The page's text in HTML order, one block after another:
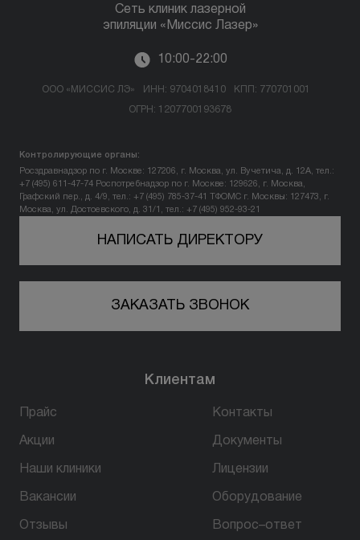
Сеть клиник лазерной
эпиляции «Миссис Лазер»
10:00-22:00
ООО «МИССИС ЛЭ» ИНН: 9704018410 КПП: 770701001
ОГРН: 1207700193678
Контролирующие органы:
Росздравнадзор по г. Москве: 127206, г. Москва, ул. Вучетича, д. 12А, тел.:
+7 (495) 611-47-74 Роспотребнадзор по г. Москве: 129626, г. Москва,
Графский пер., д. 4/9, тел.: +7 (495) 785-37-41
ТФОМС г. Москвы: 127473, г.
Москва, ул. Достоевского, д. 31/1, тел.: +7 (495) 952-93-21
НАПИСАТЬ ДИРЕКТОРУ
ЗАКАЗАТЬ ЗВОНОК
Клиентам
Прайс
Акции
Наши клиники
Вакансии
Отзывы
Контакты
Документы
Лицензии
Оборудование
Вопрос–ответ